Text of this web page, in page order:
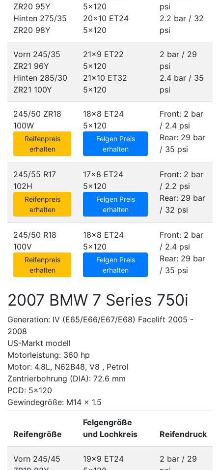
ZR20 95Y
Hinten 275/35
ZR20 98Y
5x120
20x10 ET24
5x120
psi
2.2 bar / 32
psi
Vorn 245/35
ZR21 96Y
Hinten 285/30
ZR21 100Y
21x9 ET22
5x120
21x10 ET32
5x120
2 bar / 29
psi
2.4 bar / 35
psi
245/50 ZR18
100W
Reifenpreis
erhalten
18x8 ET24
5x120
Felgen Preis
erhalten
Front: 2 bar
/ 2.4 psi
Rear: 29 bar
/ 35 psi
245/55 R17
102H
Reifenpreis
erhalten
17x8 ET24
5x120
Felgen Preis
erhalten
Front: 2 bar
/ 2.2 psi
Rear: 29 bar
/ 32 psi
245/50 R18
100V
Reifenpreis
erhalten
18x8 ET24
5x120
Felgen Preis
erhalten
Front: 2 bar
/ 2.4 psi
Rear: 29 bar
/ 35 psi
2007 BMW 7 Series 750i
Generation: IV (E65/E66/E67/E68) Facelift 2005 -
2008
US-Markt modell
Motorleistung: 360 hp
Motor: 4.8L, N62B48, V8 , Petrol
Zentrierbohrung (DIA): 72.6 mm
PCD: 5x120
Gewindegröße: M14 x 1.5
Reifengröße
Felgengröße
und Lochkreis
Reifendruck
Vorn 245/45
19x9 ET24
2 bar / 29